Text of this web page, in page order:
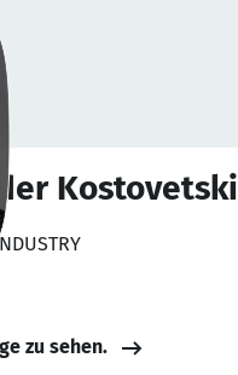
Kostovetski
zu sehen.